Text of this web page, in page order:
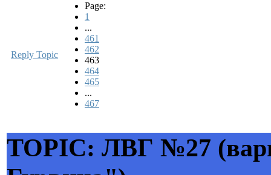
Reply Topic
Page:
1
...
461
462
463
464
465
...
467
TOPIC: ЛВГ №27